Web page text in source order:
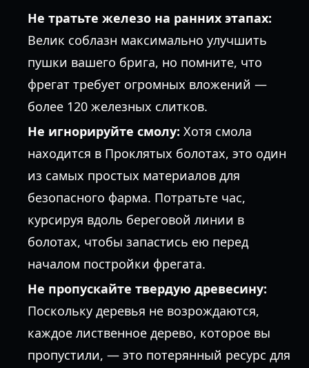
Не тратьте железо на ранних этапах:
Велик соблазн максимально улучшить
пушки вашего брига, но помните, что
фрегат требует огромных вложений —
более 120 железных слитков.
Не игнорируйте смолу: Хотя смола
находится в Проклятых болотах, это один
из самых простых материалов для
безопасного фарма. Потратьте час,
курсируя вдоль береговой линии в
болотах, чтобы запастись ею перед
началом постройки фрегата.
Не пропускайте твердую древесину:
Поскольку деревья не возрождаются,
каждое лиственное дерево, которое вы
пропустили, — это потерянный ресурс для